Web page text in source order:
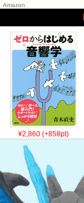
Amazon
¥2,860 (+858pt)